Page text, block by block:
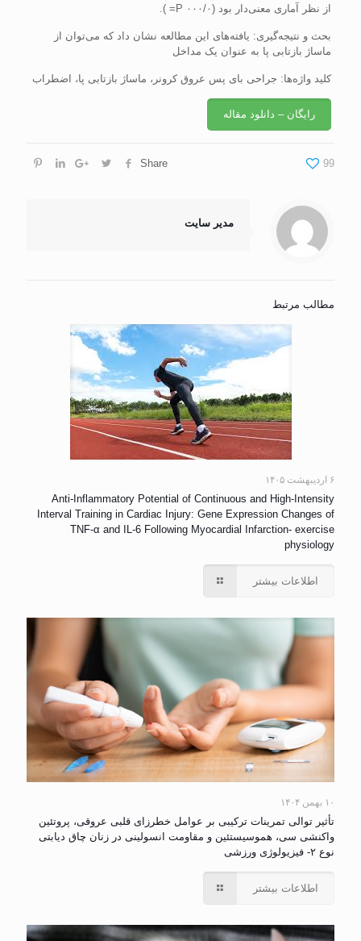
از نظر آماری معنی‌دار بود (۰۰۰/۰ P= ).
بحث و نتيجه‌گيری: يافته‌های اين مطالعه نشان داد که می‌توان از
ماساژ بازتابی پا به عنوان يک مداخل
کليد واژه‌ها: جراحی بای پس عروق کرونر، ماساژ بازتابی پا، اضطراب
رایگان – دانلود مقاله
Share 99
مدیر سایت
مطالب مرتبط
۶ اردیبهشت ۱۴۰۵
Anti-Inflammatory Potential of Continuous and High-Intensity
Interval Training in Cardiac Injury: Gene Expression Changes of
TNF-α and IL-6 Following Myocardial Infarction- exercise
physiology
اطلاعات بیشتر
۱۰ بهمن ۱۴۰۴
تأثیر توالی تمرینات ترکیبی بر عوامل خطرزای قلبی عروقی، پروتئین
واکنشی سی، هموسیستئین و مقاومت انسولینی در زنان چاق دیابتی
نوع ۲- فیزیولوژی ورزشی
اطلاعات بیشتر